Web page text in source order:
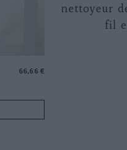
66,66 €
nettoyeur
fil